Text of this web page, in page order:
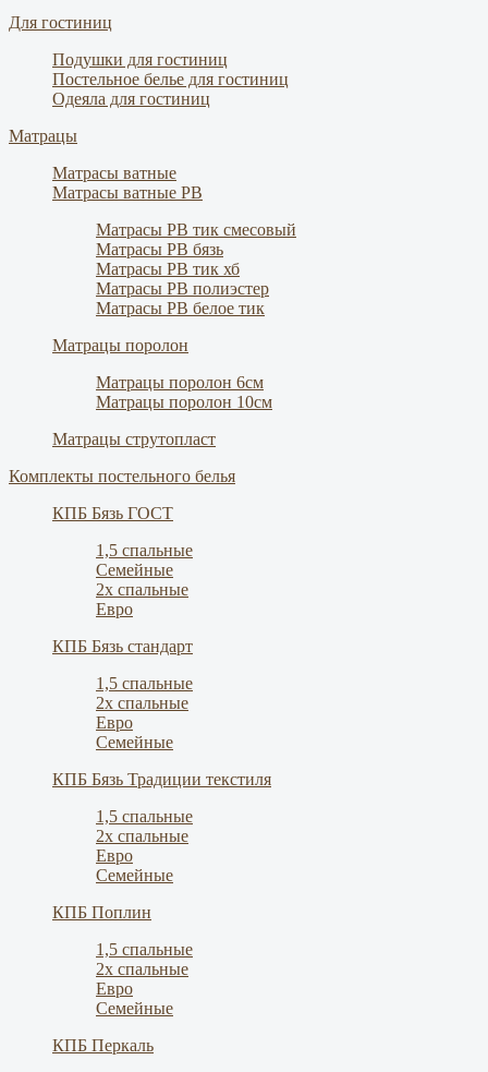
Для гостиниц
Подушки для гостиниц
Постельное белье для гостиниц
Одеяла для гостиниц
Матрацы
Матрасы ватные
Матрасы ватные РВ
Матрасы РВ тик смесовый
Матрасы РВ бязь
Матрасы РВ тик хб
Матрасы РВ полиэстер
Матрасы РВ белое тик
Матрацы поролон
Матрацы поролон 6см
Матрацы поролон 10см
Матрацы струтопласт
Комплекты постельного белья
КПБ Бязь ГОСТ
1,5 спальные
Семейные
2х спальные
Евро
КПБ Бязь стандарт
1,5 спальные
2х спальные
Евро
Семейные
КПБ Бязь Традиции текстиля
1,5 спальные
2х спальные
Евро
Семейные
КПБ Поплин
1,5 спальные
2х спальные
Евро
Семейные
КПБ Перкаль